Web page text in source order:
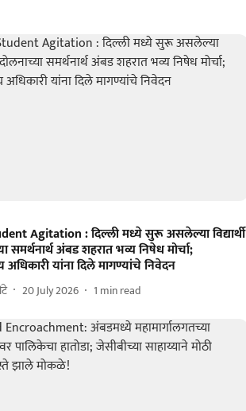
Agitation : दिल्ली मध्ये सुरू असलेल्या विद्यार्थी
समर्थनार्थ अंबड शहरात भव्य निषेध मोर्चा;
अधिकारी यांना दिले मागण्यांचे निवेदन
20 July 2026 1 min read